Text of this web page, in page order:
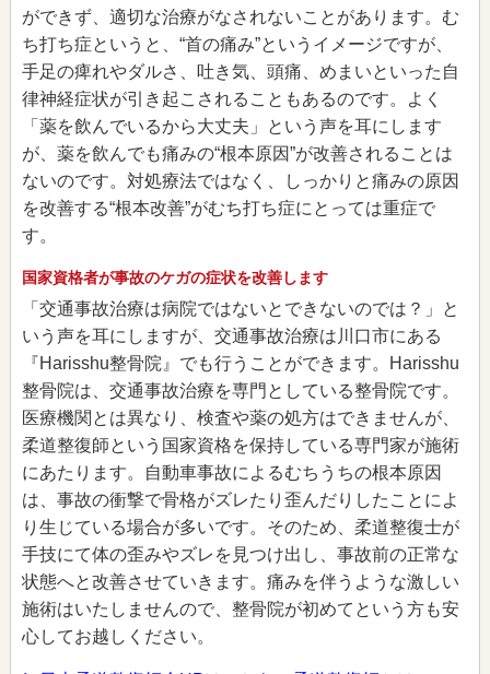
ができず、適切な治療がなされないことがあります。む
ち打ち症というと、“首の痛み”というイメージですが、
手足の痺れやダルさ、吐き気、頭痛、めまいといった自
律神経症状が引き起こされることもあるのです。よく
「薬を飲んでいるから大丈夫」という声を耳にします
が、薬を飲んでも痛みの“根本原因”が改善されることは
ないのです。対処療法ではなく、しっかりと痛みの原因
を改善する“根本改善”がむち打ち症にとっては重症で
す。
国家資格者が事故のケガの症状を改善します
「交通事故治療は病院ではないとできないのでは？」と
いう声を耳にしますが、交通事故治療は川口市にある
『Harisshu整骨院』でも行うことができます。Harisshu
整骨院は、交通事故治療を専門としている整骨院です。
医療機関とは異なり、検査や薬の処方はできませんが、
柔道整復師という国家資格を保持している専門家が施術
にあたります。自動車事故によるむちうちの根本原因
は、事故の衝撃で骨格がズレたり歪んだりしたことによ
り生じている場合が多いです。そのため、柔道整復士が
手技にて体の歪みやズレを見つけ出し、事故前の正常な
状態へと改善させていきます。痛みを伴うような激しい
施術はいたしませんので、整骨院が初めてという方も安
心してお越しください。